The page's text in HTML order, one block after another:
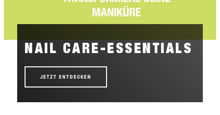
NAIL CARE-ESSENTIALS
JETZT ENTDECKEN